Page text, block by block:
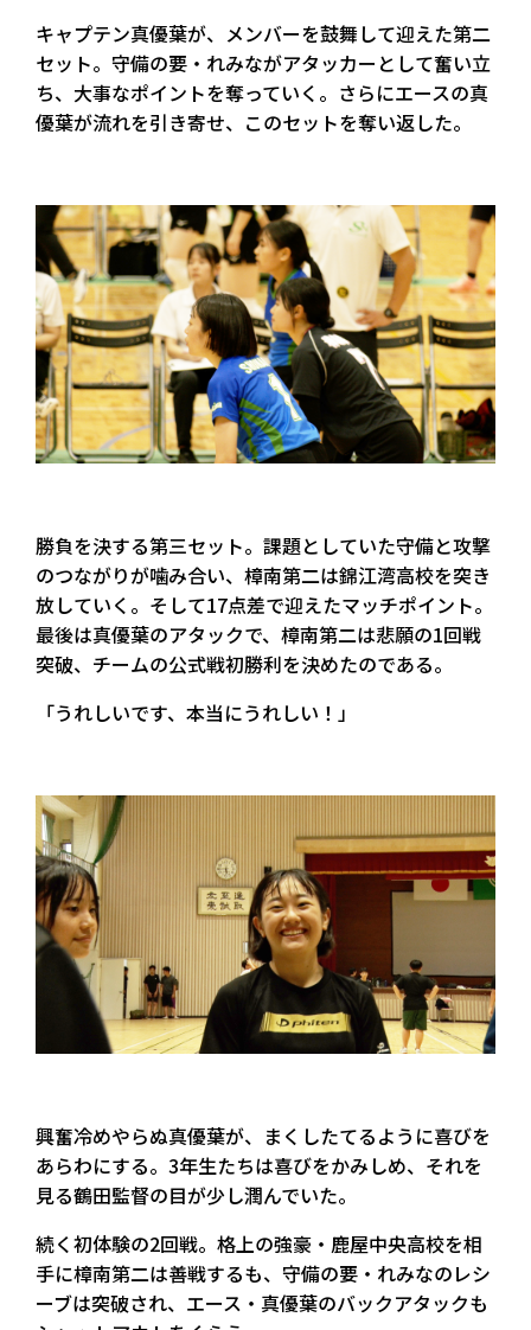
キャプテン真優葉が、メンバーを鼓舞して迎えた第二
セット。守備の要・れみながアタッカーとして奮い立
ち、大事なポイントを奪っていく。さらにエースの真
優葉が流れを引き寄せ、このセットを奪い返した。
勝負を決する第三セット。課題としていた守備と攻撃
のつながりが噛み合い、樟南第二は錦江湾高校を突き
放していく。そして17点差で迎えたマッチポイント。
最後は真優葉のアタックで、樟南第二は悲願の1回戦
突破、チームの公式戦初勝利を決めたのである。
「うれしいです、本当にうれしい！」
興奮冷めやらぬ真優葉が、まくしたてるように喜びを
あらわにする。3年生たちは喜びをかみしめ、それを
見る鶴田監督の目が少し潤んでいた。
続く初体験の2回戦。格上の強豪・鹿屋中央高校を相
手に樟南第二は善戦するも、守備の要・れみなのレシ
ーブは突破され、エース・真優葉のバックアタックも